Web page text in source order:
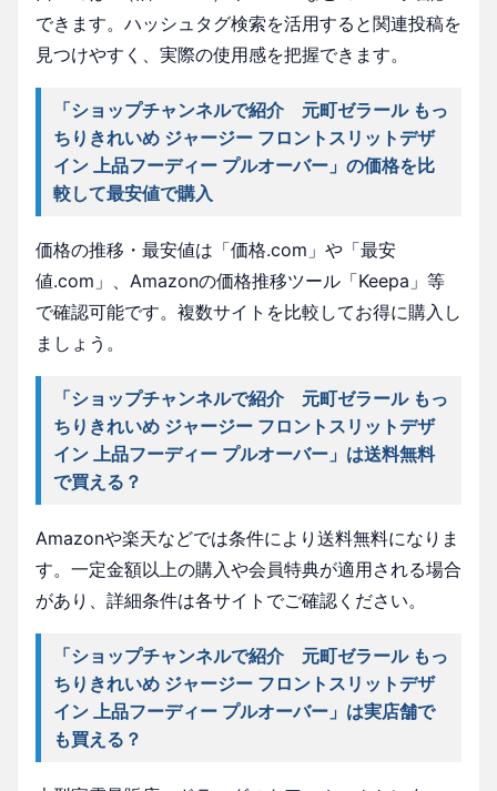
できます。ハッシュタグ検索を活用すると関連投稿を
見つけやすく、実際の使用感を把握できます。
「ショップチャンネルで紹介 元町ゼラール もっ
ちりきれいめ ジャージー フロントスリットデザ
イン 上品フーディー プルオーバー」の価格を比
較して最安値で購入
価格の推移・最安値は「価格.com」や「最安
値.com」、Amazonの価格推移ツール「Keepa」等
で確認可能です。複数サイトを比較してお得に購入し
ましょう。
「ショップチャンネルで紹介 元町ゼラール もっ
ちりきれいめ ジャージー フロントスリットデザ
イン 上品フーディー プルオーバー」は送料無料
で買える？
Amazonや楽天などでは条件により送料無料になりま
す。一定金額以上の購入や会員特典が適用される場合
があり、詳細条件は各サイトでご確認ください。
「ショップチャンネルで紹介 元町ゼラール もっ
ちりきれいめ ジャージー フロントスリットデザ
イン 上品フーディー プルオーバー」は実店舗で
も買える？